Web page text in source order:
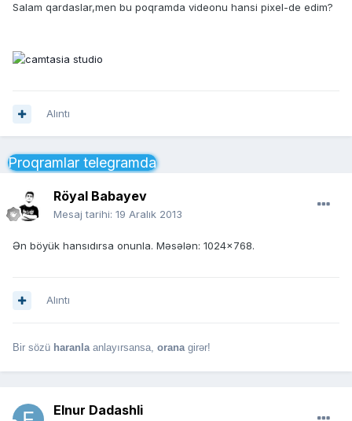
Salam qardaslar,men bu poqramda videonu hansi pixel-de edim?
Alıntı
Proqramlar telegramda
Röyal Babayev
Mesaj tarihi: 19 Aralık 2013
Ən böyük hansıdırsa onunla. Məsələn: 1024x768.
Alıntı
Bir sözü haranla anlayırsansa, orana girər!
Elnur Dadashli